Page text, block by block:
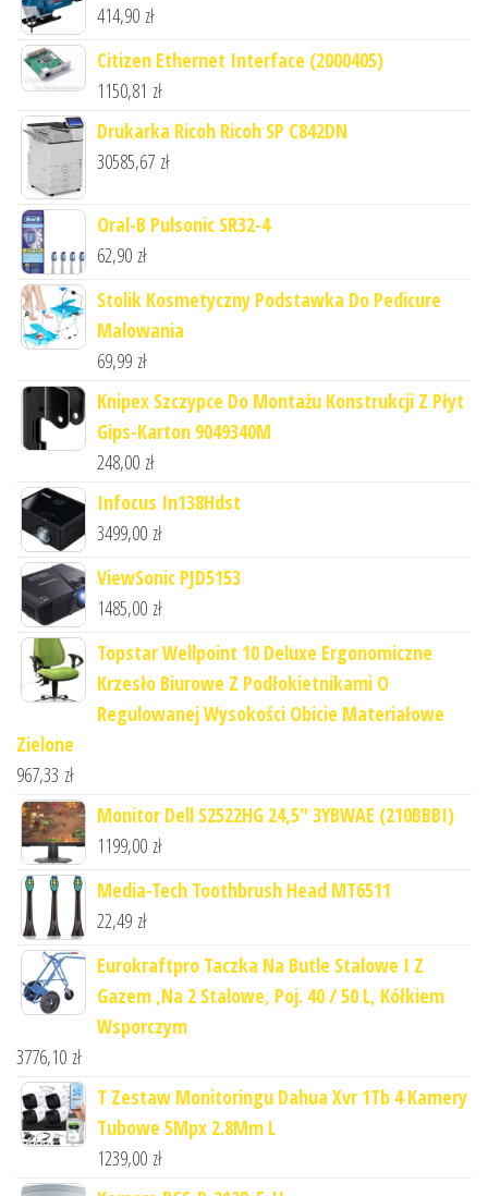
414,90 zł
Citizen Ethernet Interface (2000405)
1150,81 zł
Drukarka Ricoh Ricoh SP C842DN
30585,67 zł
Oral-B Pulsonic SR32-4
62,90 zł
Stolik Kosmetyczny Podstawka Do Pedicure
Malowania
69,99 zł
Knipex Szczypce Do Montażu Konstrukcji Z Płyt
Gips-Karton 9049340M
248,00 zł
Infocus In138Hdst
3499,00 zł
ViewSonic PJD5153
1485,00 zł
Topstar Wellpoint 10 Deluxe Ergonomiczne
Krzesło Biurowe Z Podłokietnikami O
Regulowanej Wysokości Obicie Materiałowe
Zielone
967,33 zł
Monitor Dell S2522HG 24,5" 3YBWAE (210BBBI)
1199,00 zł
Media-Tech Toothbrush Head MT6511
22,49 zł
Eurokraftpro Taczka Na Butle Stalowe I Z
Gazem ,Na 2 Stalowe, Poj. 40 / 50 L, Kółkiem
Wsporczym
3776,10 zł
T Zestaw Monitoringu Dahua Xvr 1Tb 4 Kamery
Tubowe 5Mpx 2.8Mm L
1239,00 zł